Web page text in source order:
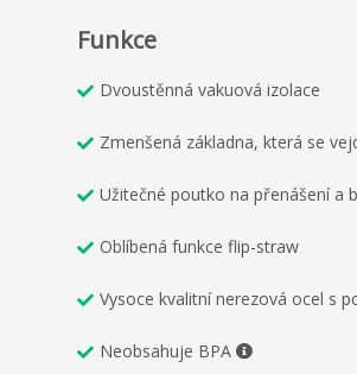
Funkce
Dvoustěnná vakuová izolace
Zmenšená základna, která se
Užitečné poutko na přenášení a
Oblíbená funkce flip-straw
Vysoce kvalitní nerezová ocel s
Neobsahuje BPA